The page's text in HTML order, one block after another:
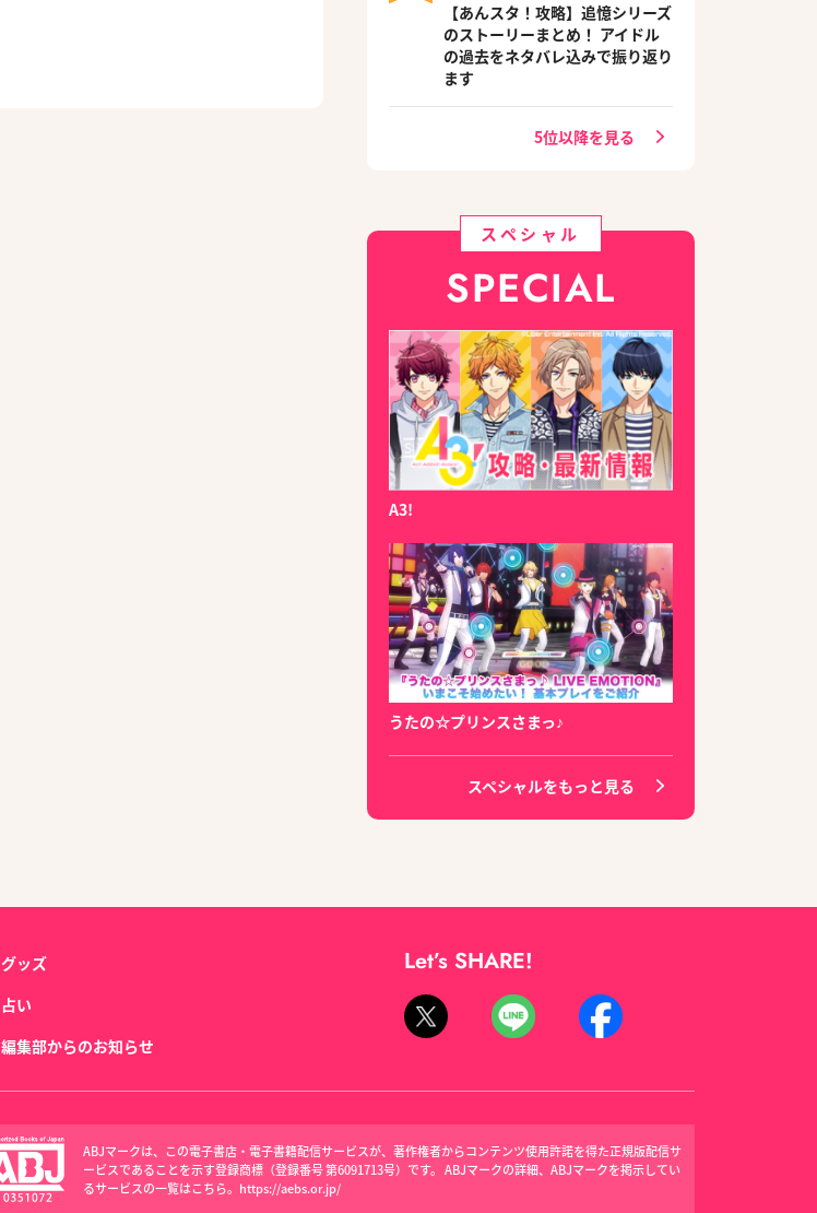
【あんスタ！攻略】追憶シリーズ
のストーリーまとめ！ アイドル
の過去をネタバレ込みで振り返り
ます
5位以降を見る
スペシャル
SPECIAL
A3!
うたの☆プリンスさまっ♪
スペシャルをもっと見る
グッズ
占い
編集部からのお知らせ
Let’s SHARE!
ABJマークは、この電子書店・電子書籍配信サービスが、著作権者からコンテンツ使用許諾を得た正規版配信サ
ービスであることを示す登録商標（登録番号 第6091713号）です。 ABJマークの詳細、ABJマークを掲示してい
るサービスの一覧はこちら。 https://aebs.or.jp/